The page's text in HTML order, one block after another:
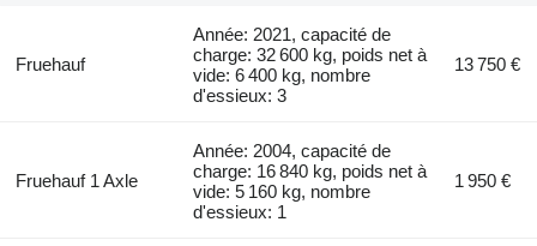
Fruehauf
Année: 2021, capacité de
charge: 32 600 kg, poids net à
vide: 6 400 kg, nombre
d'essieux: 3
13 750 €
Fruehauf 1 Axle
Année: 2004, capacité de
charge: 16 840 kg, poids net à
vide: 5 160 kg, nombre
d'essieux: 1
1 950 €